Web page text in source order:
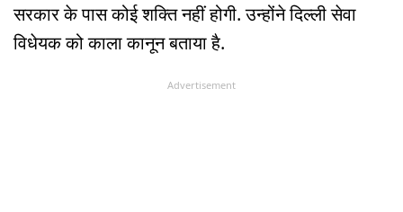
सरकार के पास कोई शक्ति नहीं होगी. उन्होंने दिल्ली सेवा
विधेयक को काला कानून बताया है.
Advertisement